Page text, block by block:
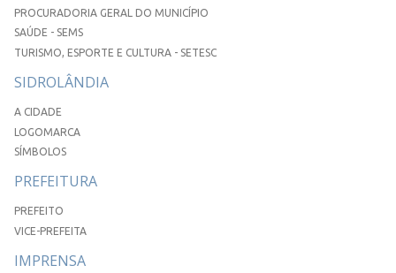
PROCURADORIA GERAL DO MUNICÍPIO
SAÚDE - SEMS
TURISMO, ESPORTE E CULTURA - SETESC
SIDROLÂNDIA
A CIDADE
LOGOMARCA
SÍMBOLOS
PREFEITURA
PREFEITO
VICE-PREFEITA
IMPRENSA